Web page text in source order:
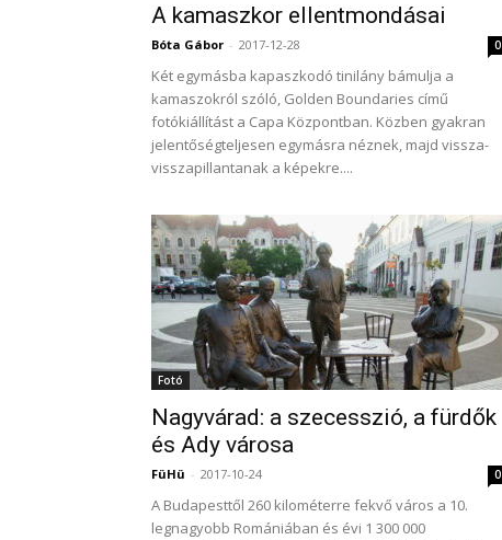
A kamaszkor ellentmondásai
Bóta Gábor - 2017-12-28 0
Két egymásba kapaszkodó tinilány bámulja a
kamaszokról szóló, Golden Boundaries című
fotókiállítást a Capa Központban. Közben gyakran
jelentőségteljesen egymásra néznek, majd vissza-
visszapillantanak a képekre....
Fotó
Nagyvárad: a szecesszió, a fürdők
és Ady városa
FüHü - 2017-10-24 0
A Budapesttől 260 kilométerre fekvő város a 10.
legnagyobb Romániában és évi 1 300 000